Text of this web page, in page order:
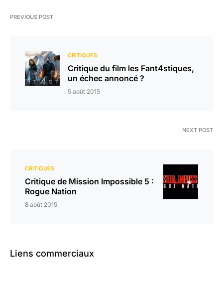
PREVIOUS POST
CRITIQUES
Critique du film les Fant4stiques,
un échec annoncé ?
5 août 2015
NEXT POST
CRITIQUES
Critique de Mission Impossible 5 :
Rogue Nation
8 août 2015
Liens commerciaux